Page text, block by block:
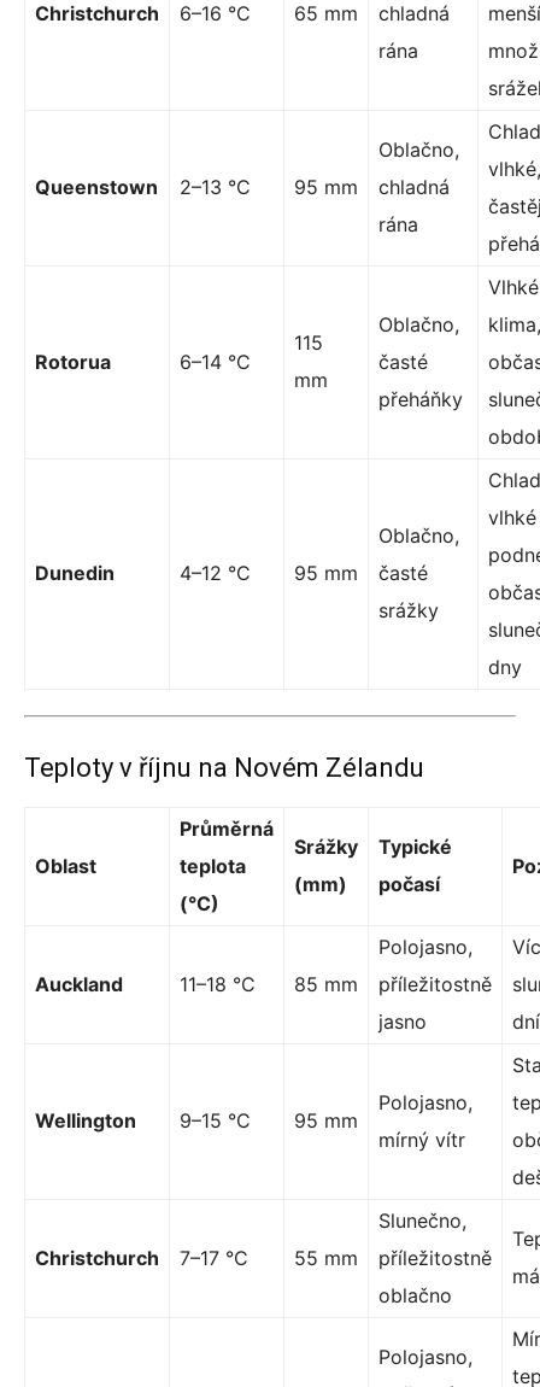
Christchurch 6–16 °C 65 mm
chladná
rána
menší
Queenstown 2–13 °C 95 mm
Oblačno,
chladná
rána
vlhké,
Rotorua 6–14 °C
115
mm
Oblačno,
časté
přeháňky
Vlhké
klima,
Dunedin 4–12 °C 95 mm
Oblačno,
časté
srážky
vlhké
dny
Teploty v říjnu na Novém Zélandu
Oblast
Průměrná
teplota
(°C)
Srážky
(mm)
Typické
počasí
Auckland 11–18 °C 85 mm
Polojasno,
příležitostně
jasno
dní
Wellington 9–15 °C 95 mm
Polojasno,
mírný vítr
Christchurch 7–17 °C 55 mm
Slunečno,
příležitostně
oblačno
Polojasno,